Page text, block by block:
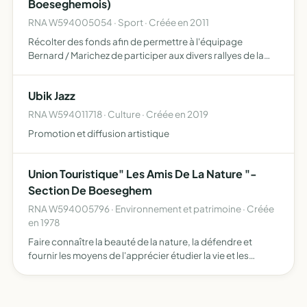
Boeseghemois)
RNA W594005054 · Sport · Créée en 2011
Récolter des fonds afin de permettre à l'équipage
Bernard / Marichez de participer aux divers rallyes de la
Ubik Jazz
RNA W594011718 · Culture · Créée en 2019
Promotion et diffusion artistique
Union Touristique" Les Amis De La Nature "-
Section De Boeseghem
RNA W594005796 · Environnement et patrimoine · Créée
en 1978
Faire connaître la beauté de la nature, la défendre et
fournir les moyens de l'apprécier étudier la vie et les